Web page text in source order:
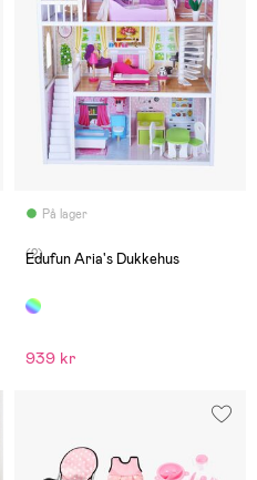
På lager
(2)
Edufun Aria's Dukkehus
939 kr